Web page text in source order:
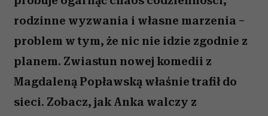
rodzinne wyzwania i własne marzenia –
problem w tym, że nic nie idzie zgodnie z
planem. Zwiastun nowej komedii z
Magdaleną Popławską właśnie trafił do
sieci. Zobacz, jak Anka walczy z